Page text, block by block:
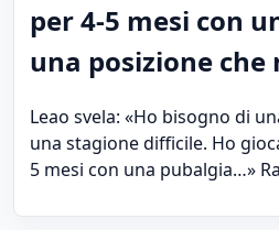
per 4-5 mesi con
una posizione che
Leao svela: «Ho bisogno di
una stagione difficile. Ho
5 mesi con una pubalgia…»